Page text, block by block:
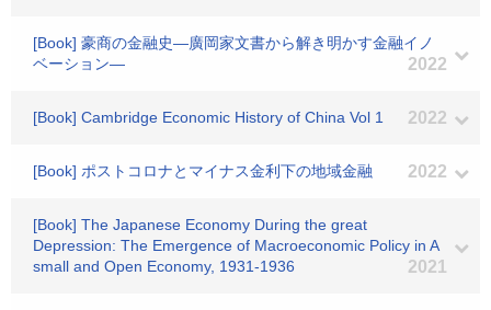
[Book] 豪商の金融史―廣岡家文書から解き明かす金融イノ
ベーション―
2022
[Book] Cambridge Economic History of China Vol 1 2022
[Book] ポストコロナとマイナス金利下の地域金融 2022
[Book] The Japanese Economy During the great
Depression: The Emergence of Macroeconomic Policy in A
small and Open Economy, 1931-1936
2021